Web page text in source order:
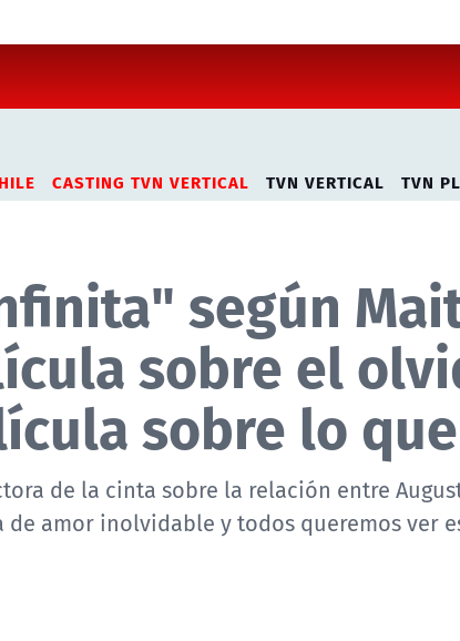
CASTING TVN VERTICAL TVN VERTICAL TVN
según
sobre el
sobre lo
de la cinta sobre la relación entre
amor inolvidable y todos queremos ver